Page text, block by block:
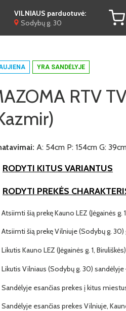
VILNIAUS parduotuvė:
Sodybų g. 30
YRA SANDĖLYJE
RTV
A: 54cm P: 154cm G:
RODYTI KITUS VARIANTUS
RODYTI PREKĖS
Atsiimti šią prekę Kauno LEZ (Jėgainės g.
Atsiimti šią prekę Vilniuje (Sodybų g. 30)
Likutis Kauno LEZ (Jėgainės g. 1,
Likutis Vilniaus (Sodybų g. 30) sandėlyje
Sandėlyje esančias prekes į kitus
Sandėlyje esančias prekes Vilniuje,